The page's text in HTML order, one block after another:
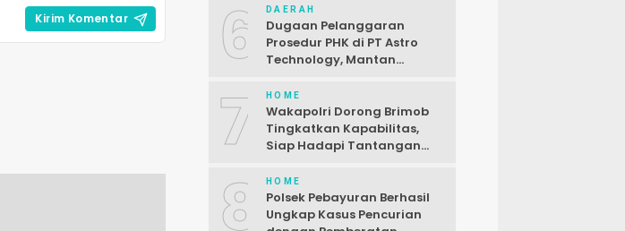
Karangjaya
6 DAERAH
Dugaan Pelanggaran
Prosedur PHK di PT Astro
Technology, Mantan
7 HOME
Wakapolri Dorong Brimob
Tingkatkan Kapabilitas,
Siap Hadapi Tantangan
8 HOME
Polsek Pebayuran Berhasil
Ungkap Kasus Pencurian